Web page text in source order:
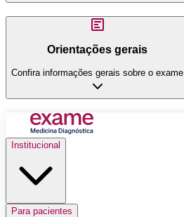
Orientações gerais
Confira informações gerais sobre o exame
Institucional
Para pacientes